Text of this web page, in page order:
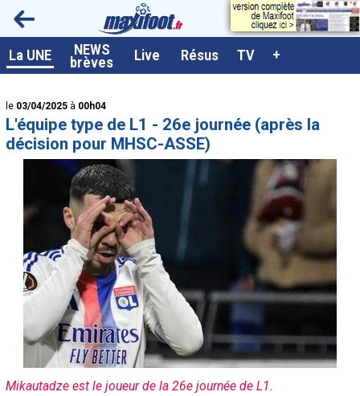
La UNE NEWS
brèves Live Résus TV +
<
le 03/04/2025 à 00h04
L'équipe type de L1 - 26e journée (après la
décision pour MHSC-ASSE)
Mikautadze est le joueur de la 26e journée de L1.
A la UNE
Live / Matchs en direct
Résultats et Classements
Class. buteurs européens
Programme TV foot
Sondages
Tableau transferts L1
Taille de la police
Paramètrages / Options
Contact / Signaler un bug